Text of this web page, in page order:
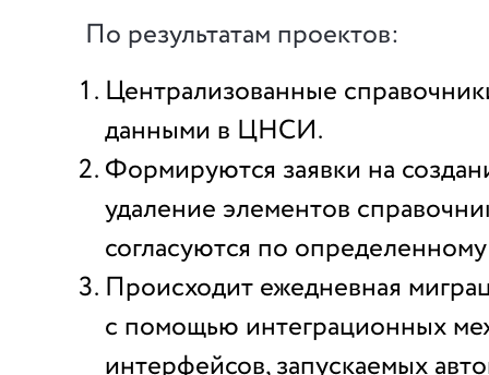
По результатам проектов:
Централизованные
данными в ЦНСИ.
Формируются заявки на
удаление элементов
согласуются по
Происходит ежедневная
с помощью интеграционных
интерфейсов, запускаемых